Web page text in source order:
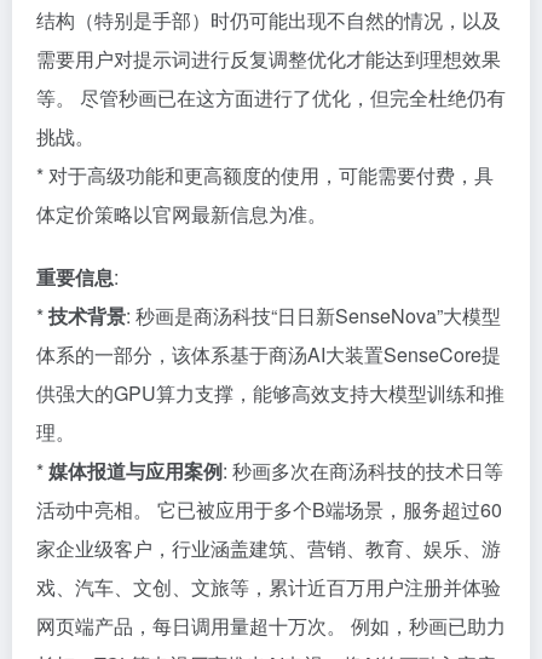
结构（特别是手部）时仍可能出现不自然的情况，以及
需要用户对提示词进行反复调整优化才能达到理想效果
等。 尽管秒画已在这方面进行了优化，但完全杜绝仍有
挑战。
* 对于高级功能和更高额度的使用，可能需要付费，具
体定价策略以官网最新信息为准。
重要信息:
*技术背景: 秒画是商汤科技“日日新SenseNova”大模型
体系的一部分，该体系基于商汤AI大装置SenseCore提
供强大的GPU算力支撑，能够高效支持大模型训练和推
理。
*媒体报道与应用案例: 秒画多次在商汤科技的技术日等
活动中亮相。 它已被应用于多个B端场景，服务超过60
家企业级客户，行业涵盖建筑、营销、教育、娱乐、游
戏、汽车、文创、文旅等，累计近百万用户注册并体验
网页端产品，每日调用量超十万次。 例如，秒画已助力